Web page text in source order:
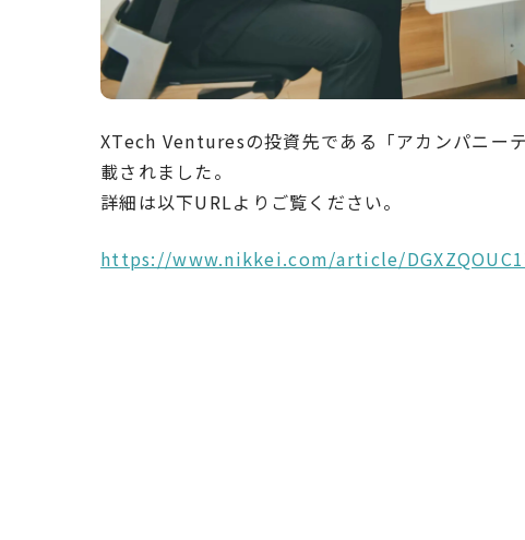
XTech Venturesの投資先である「アカンパニー
載されました。
詳細は以下URLよりご覧ください。
https://www.nikkei.com/article/